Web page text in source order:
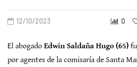
12/10/2023 0
El abogado Edwin Saldaña Hugo (65)
por agentes de la comisaría de Santa